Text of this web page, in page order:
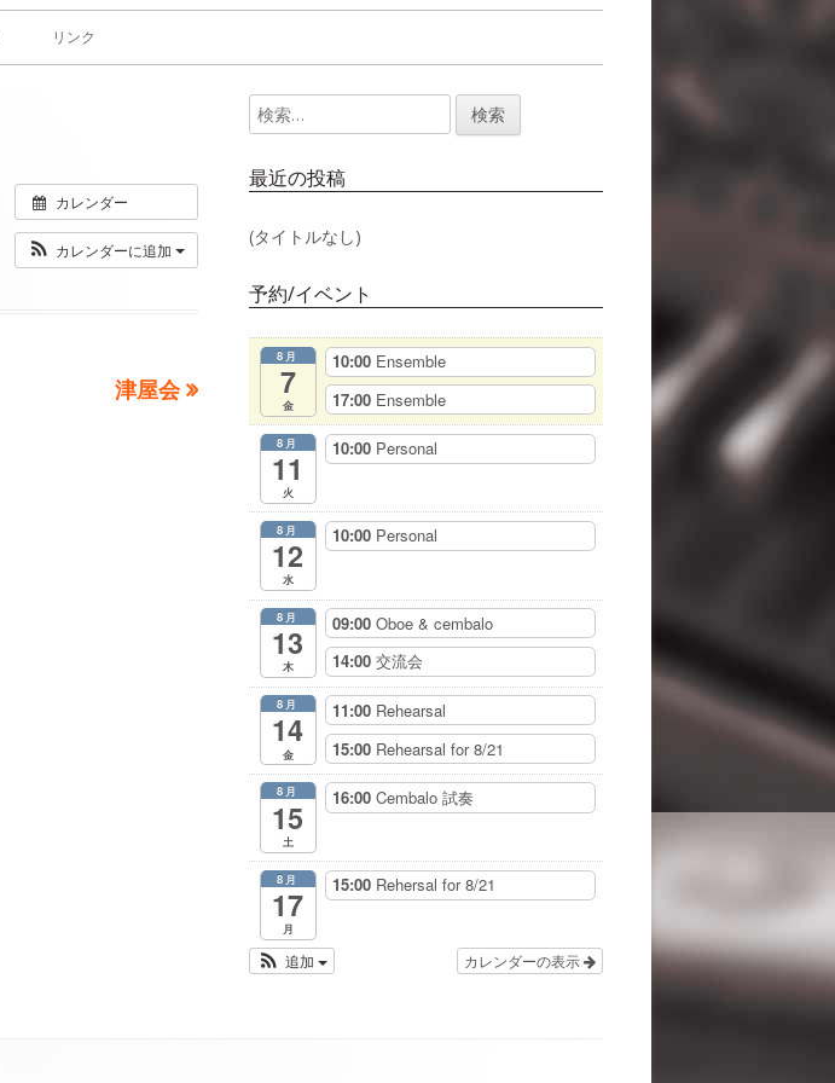
リンク
カレンダー
カレンダーに追加
次
津屋会
メ
イ
ン
サ
イ
バ
検
索:
最近の投稿
(タイトルなし)
予約/イベント
8月
7
金
10:00 Ensemble
17:00 Ensemble
8月
11
火
10:00 Personal
8月
12
水
10:00 Personal
8月
13
木
09:00 Oboe & cembalo
14:00 交流会
8月
14
金
11:00 Rehearsal
15:00 Rehearsal for 8/21
8月
15
土
16:00 Cembalo 試奏
8月
17
月
15:00 Rehersal for 8/21
カレンダーの表示
追加